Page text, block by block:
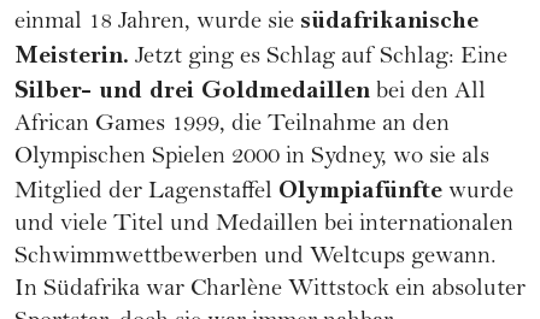
einmal 18 Jahren, wurde sie südafrikanische
Meisterin. Jetzt ging es Schlag auf Schlag: Eine
Silber- und drei Goldmedaillen bei den All
African Games 1999, die Teilnahme an den
Olympischen Spielen 2000 in Sydney, wo sie als
Mitglied der Lagenstaffel Olympiafünfte wurde
und viele Titel und Medaillen bei internationalen
Schwimmwettbewerben und Weltcups gewann.
In Südafrika war Charlène Wittstock ein absoluter